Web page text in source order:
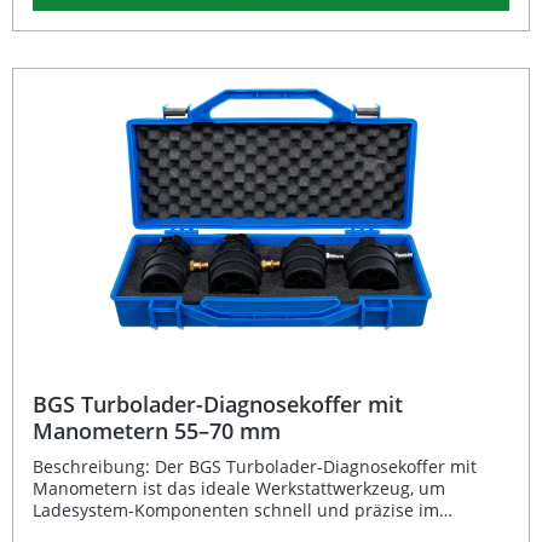
eine lange Lebensdauer und zuverlässige
Kraftübertragung. Die kompakte Bauform mit einer Länge
Platzverhältnissen. Schlüsselweite 10 mm für präzisen Sitz
Hochwertiger Chrom-Vanadium-Stahl für maximale
1/4 Zoll (6,3 mm) Antrieb für gängige Werkzeuge Passend
für Unterdruckversteller mit Turbolader bei VAG Motoren
Lieferumfang: 1x Steckschlüssel 10 mm für
Unterdruckversteller
BGS Turbolader-Diagnosekoffer mit
Manometern 55–70 mm
Beschreibung: Der BGS Turbolader-Diagnosekoffer mit
Manometern ist das ideale Werkstattwerkzeug, um
Ladesystem-Komponenten schnell und präzise im